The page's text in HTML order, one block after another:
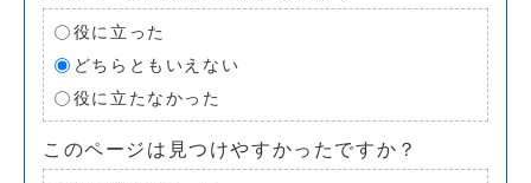
役に立った
どちらともいえない
役に立たなかった
このページは見つけやすかったですか？